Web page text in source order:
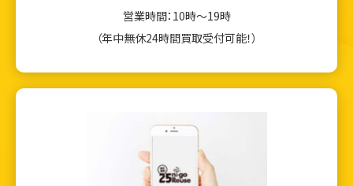
営業時間：10時～19時
（年中無休24時間買取受付可能！）